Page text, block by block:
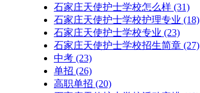
石家庄天使护士学校怎么样 (31)
石家庄天使护士学校护理专业 (18)
石家庄天使护士学校专业 (23)
石家庄天使护士学校招生简章 (27)
中考 (23)
单招 (26)
高职单招 (20)